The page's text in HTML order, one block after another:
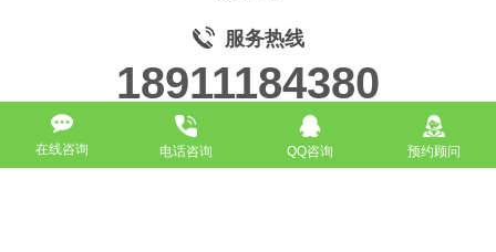
服务热线
18911184380
在线咨询 电话咨询 QQ咨询 预约顾问